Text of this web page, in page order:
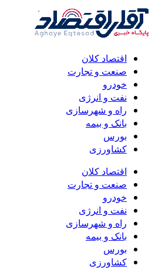
اقتصاد کلان
صنعت و تجارت
خودرو
نفت و انرژی
راه و شهرسازی
بانک و بیمه
بورس
کشاورزی
اقتصاد کلان
صنعت و تجارت
خودرو
نفت و انرژی
راه و شهرسازی
بانک و بیمه
بورس
کشاورزی